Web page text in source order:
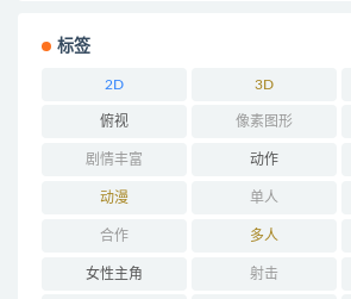
标签
2D 3D
俯视 像素图形
剧情丰富 动作
动漫 单人
合作 多人
女性主角 射击